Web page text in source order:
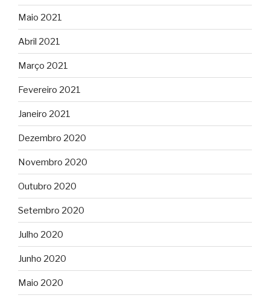
Maio 2021
Abril 2021
Março 2021
Fevereiro 2021
Janeiro 2021
Dezembro 2020
Novembro 2020
Outubro 2020
Setembro 2020
Julho 2020
Junho 2020
Maio 2020